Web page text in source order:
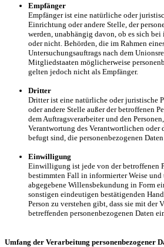
Empfänger
Empfänger ist eine natürliche oder
Einrichtung oder andere Stelle, der
werden, unabhängig davon, ob es sich
oder nicht. Behörden, die im Rahmen
Untersuchungsauftrags nach dem
Mitgliedstaaten möglicherweise
gelten jedoch nicht als Empfänger.
Dritter
Dritter ist eine natürliche oder juristische
oder andere Stelle außer der betroffenen
dem Auftragsverarbeiter und den
Verantwortung des Verantwortlichen oder
befugt sind, die personenbezogenen
Einwilligung
Einwilligung ist jede von der betroffenen
bestimmten Fall in informierter Weise und
abgegebene Willensbekundung in Form
sonstigen eindeutigen bestätigenden
Person zu verstehen gibt, dass sie mit der
betreffenden personenbezogenen Daten
Umfang der Verarbeitung personenbezogener